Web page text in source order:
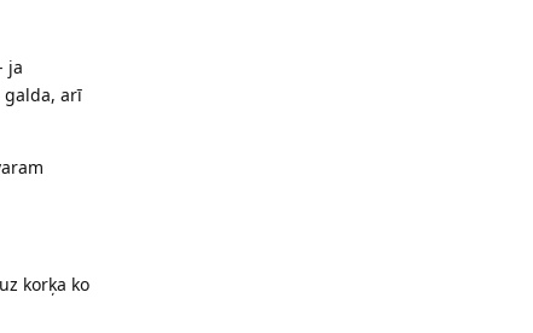
ja
galda, arī
korķa ko